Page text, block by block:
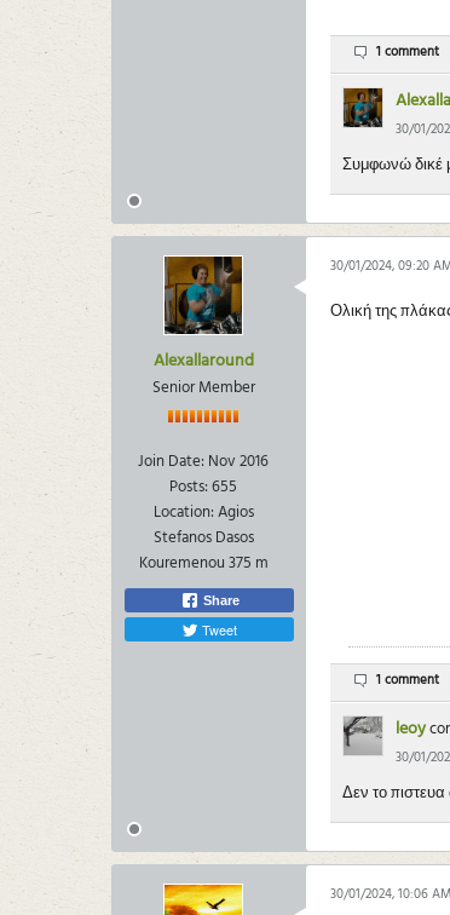
1 comment
30/01/
Συμφωνώ δικέ
Alexallaround
Senior Member
Join Date: Nov 2016
Posts:655
Location:Agios
Stefanos Dasos
Kouremenou 375 m
Share
Tweet
30/01/2024, 09:20
Ολική της
1 comment
leoy
30/01/
Δεν το
30/01/2024, 10:06 AM